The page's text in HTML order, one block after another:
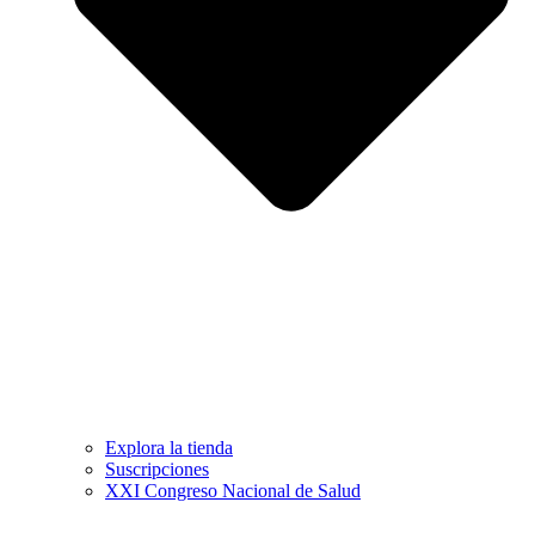
Explora la tienda
Suscripciones
XXI Congreso Nacional de Salud